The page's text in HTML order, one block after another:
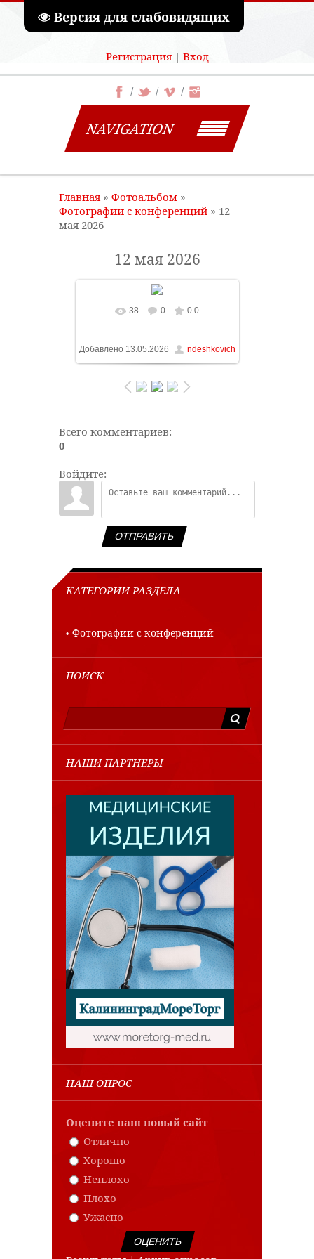
Версия для слабовидящих
Регистрация| Вход
NAVIGATION
Главная» Фотоальбом »
Фотографии с конференций » 12
мая 2026
12 мая 2026
В реальном размере 1280x1200
/ 66.0Kb
38 0 0.0
Добавлено 13.05.2026 ndeshkovich
Всего комментариев:
0
Войдите:
ОТПРАВИТЬ
КАТЕГОРИИ РАЗДЕЛА
Фотографии с конференций
ПОИСК
НАШИ ПАРТНЕРЫ
НАШ ОПРОС
Оцените наш новый сайт
Отлично
Хорошо
Неплохо
Плохо
Ужасно